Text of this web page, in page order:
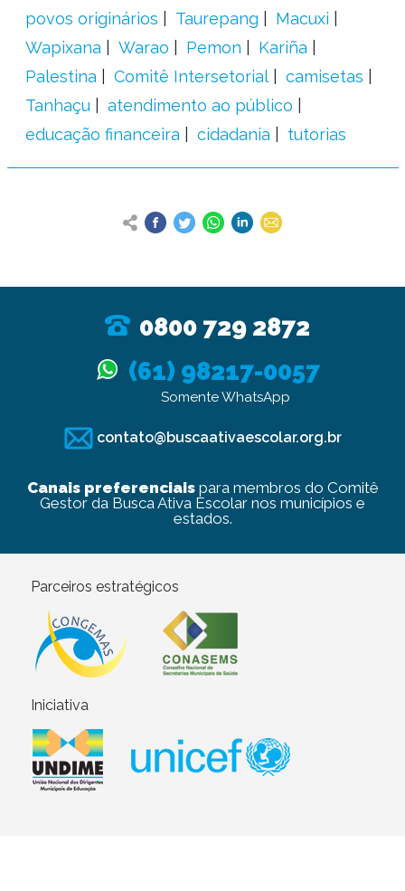
povos originários
Taurepang
Macuxi
Wapixana
Warao Pemon
Kariña
Palestina
Comitê Intersetorial
camisetas
Tanhaçu
atendimento ao público
educação financeira
cidadania tutorias
0800 729 2872
(61) 98217-0057
Somente WhatsApp
contato@buscaativaescolar.org.br
Canais preferenciaispara membros do Comitê
Gestor da Busca Ativa Escolar nos municípios e
estados.
Parceiros estratégicos
Iniciativa